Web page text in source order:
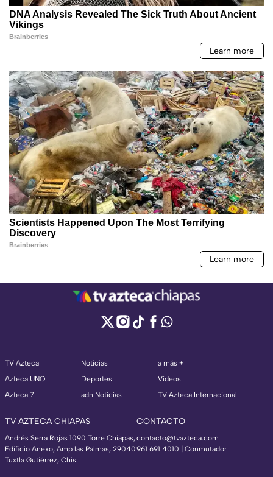
TV Azteca
Azteca UNO
Azteca 7
Noticias
Deportes
adn Noticias
a más +
Videos
TV Azteca Internacional
TV AZTECA CHIAPAS
Andrés Serra Rojas 1090 Torre Chiapas,
Edificio Anexo, Amp las Palmas, 29040
Tuxtla Gutiérrez, Chis.
CONTACTO
contacto@tvazteca.com
961 691 4010 | Conmutador